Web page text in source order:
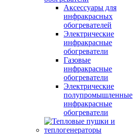
Аксессуары для
инфракрасных
обогревателей
Электрические
инфракрасные
обогреватели
Газовые
инфракрасные
обогреватели
Электрические
полупромышленные
инфракрасные
обогреватели